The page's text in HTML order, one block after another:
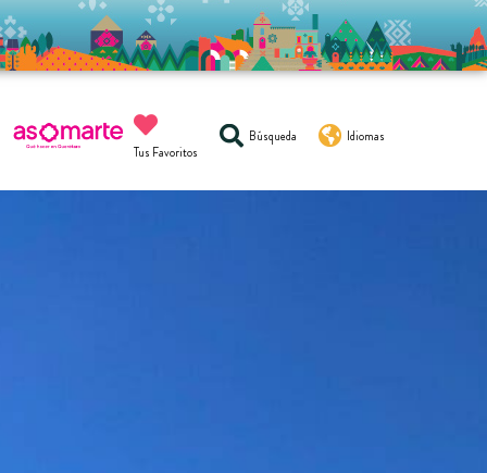
Tus Favoritos
Búsqueda Idiomas